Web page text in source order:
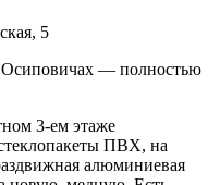
5
Осиповичах — полностью
3-ем этаже
ПВХ, на
алюминиевая